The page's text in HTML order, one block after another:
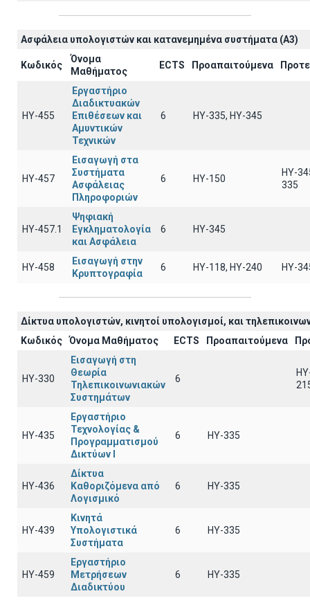
Ασφάλεια υπολογιστών και κατανεμημένα συστήματα (A3)
Κωδικός
Όνομα
Μαθήματος
ECTS Προαπαιτούμενα
ΗΥ-455
Εργαστήριο
Διαδικτυακών
Επιθέσεων και
Αμυντικών
Τεχνικών
6 ΗΥ-335, HY-345
ΗΥ-457
Εισαγωγή στα
Συστήματα
Ασφάλειας
Πληροφοριών
6 HY-150
HY-
335
ΗΥ-457.1
Ψηφιακή
Εγκληματολογία
και Ασφάλεια
6 ΗΥ-345
ΗΥ-458
Εισαγωγή στην
Κρυπτογραφία
6 ΗΥ-118, ΗΥ-240 ΗΥ-
Δίκτυα υπολογιστών, κινητοί υπολογισμοί, και
Κωδικός
Όνομα Μαθήματος ECTS Προαπαιτούμενα
ΗΥ-330
Εισαγωγή στη
Θεωρία
Τηλεπικοινωνιακών
Συστημάτων
6
ΗΥ-435
Εργαστήριο
Τεχνολογίας &
Προγραμματισμού
Δικτύων Ι
6 HY-335
ΗΥ-436
Δίκτυα
Καθοριζόμενα από
Λογισμικό
6 HY-335
ΗΥ-439
Κινητά
Υπολογιστικά
Συστήματα
6 HY-335
ΗΥ-459
Εργαστήριο
Μετρήσεων
Διαδικτύου
6 ΗΥ-335